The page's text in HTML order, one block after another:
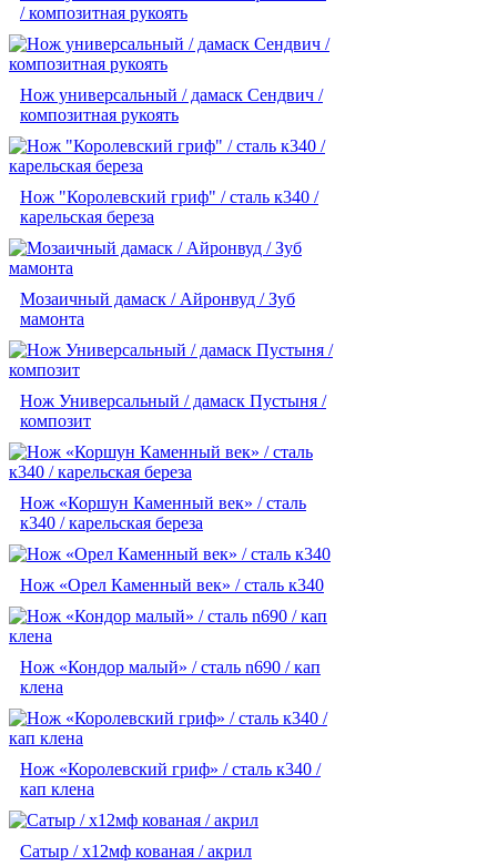
/ композитная рукоять
Нож универсальный / дамаск Сендвич /
композитная рукоять
Нож "Королевский гриф" / сталь к340 /
карельская береза
Мозаичный дамаск / Айронвуд / Зуб
мамонта
Нож Универсальный / дамаск Пустыня /
композит
Нож «Коршун Каменный век» / сталь
к340 / карельская береза
Нож «Орел Каменный век» / сталь к340
Нож «Кондор малый» / сталь n690 / кап
клена
Нож «Королевский гриф» / сталь к340 /
кап клена
Сатыр / х12мф кованая / акрил